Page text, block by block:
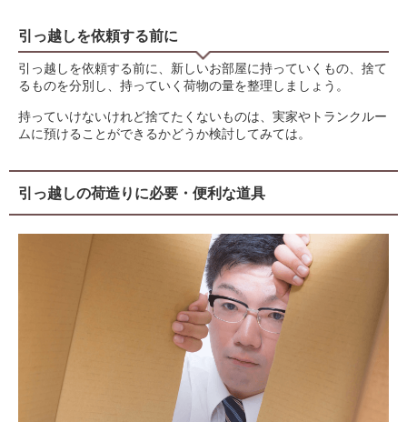
引っ越しを依頼する前に
引っ越しを依頼する前に、新しいお部屋に持っていくもの、捨て
るものを分別し、持っていく荷物の量を整理しましょう。
持っていけないけれど捨てたくないものは、実家やトランクルー
ムに預けることができるかどうか検討してみては。
引っ越しの荷造りに必要・便利な道具